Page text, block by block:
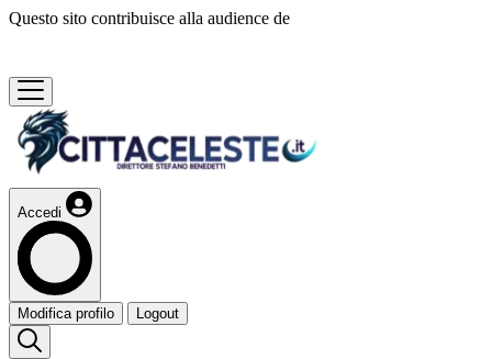
Questo sito contribuisce alla audience de
Accedi
Modifica profilo Logout